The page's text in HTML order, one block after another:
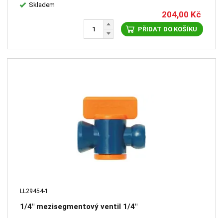
Skladem
204,00 Kč
PŘIDAT DO KOŠÍKU
LL29454-1
1/4" mezisegmentový ventil 1/4"